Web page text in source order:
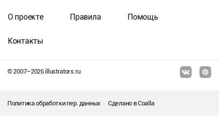
© 2007–2026illustrators.ru
О проекте Правила Помощь
Контакты
Политика обработки пер. данных Сделано вCoalla